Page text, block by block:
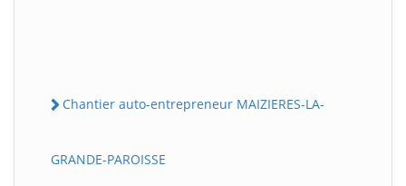
Chantier auto-entrepreneur MAIZIERES-LA-
GRANDE-PAROISSE